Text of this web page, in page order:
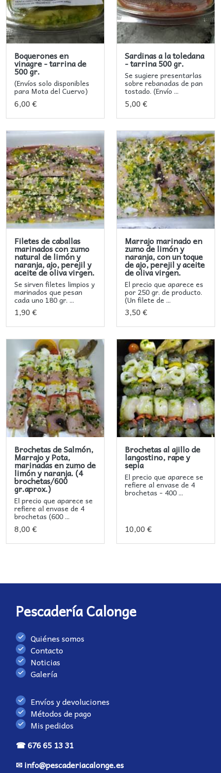
Boquerones en
vinagre - tarrina de
500 gr.
(Envíos solo disponibles
para Mota del Cuervo)
6,00 €
Sardinas a la toledana
- tarrina 500 gr.
Se sugiere presentarlas
sobre rebanadas de pan
tostado. (Envío ...
5,00 €
Filetes de caballas
marinados con zumo
natural de limón y
naranja, ajo, perejil y
aceite de oliva virgen.
Se sirven filetes limpios y
marinados que pesan
cada uno 180 gr. ...
1,90 €
Marrajo marinado en
zumo de limón y
naranja, con un toque
de ajo, perejil y aceite
de oliva virgen.
El precio que aparece es
por 250 gr. de producto.
(Un filete de ...
3,50 €
Brochetas de Salmón,
Marrajo y Pota,
marinadas en zumo de
limón y naranja. (4
brochetas/600
gr.aprox.)
El precio que aparece se
refiere al envase de 4
brochetas (600 ...
8,00 €
Brochetas al ajillo de
langostino, rape y
sepia
El precio que aparece se
refiere al envase de 4
brochetas - 400 ...
10,00 €
Pescadería Calonge
Quiénes somos
Contacto
Noticias
Galería
Envíos y devoluciones
Métodos de pago
Mis pedidos
☎ 676 65 13 31
✉ info@pescaderiacalonge.es